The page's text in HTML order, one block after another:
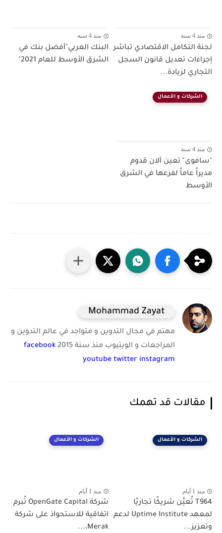
منذ 4 سنة
لجنة التكامل الاقتصادي تباشر
إجراءات تعديل قانون السجل
التجاري لزيادة...
منذ 4 سنة
البنك العربي"أفضل بنك في
الشرق الأوسط للعام 2021"
الشركات و الأعمال
منذ 4 سنة
"سافوى" تعين آلان قدوم
مديراً عاماً لفرعها في الشرق
الأوسط
Mohammad Zayat
مهتم في مجال التدوين و متواجد في عالم التدوين و
المراجعات و الويتيوب منذ سنة 2015
facebook
youtube twitter instagram
مقالات قد تهمك
الشركات و الأعمال
منذ 1 أيام
T964 تُعيَّن شريكًا تجاريًا
لمعهد Uptime Institute لدعم
وتعزيز...
الشركات و الأعمال
منذ 1 أيام
شركة OpenGate Capital تُبرم
اتفاقية للاستحواذ على شركة
Merak،...